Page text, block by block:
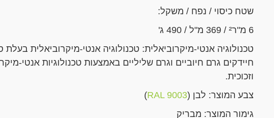
שטח כיסוי / נפח / משקל:
6 מ"ר² / 369 מ"ל / 490 ג'
טכנולוגיה אנטי-מיקרוביאלית: טכנולוגיה אנטי-מיקרוביאלית
חיידקים גרם חיוביים וגרם שליליים באמצעות טכנולוגיות אנטי-
וזכוכית.
צבע המוצר: לבן (RAL 9003
)
גימור המוצר: מבריק